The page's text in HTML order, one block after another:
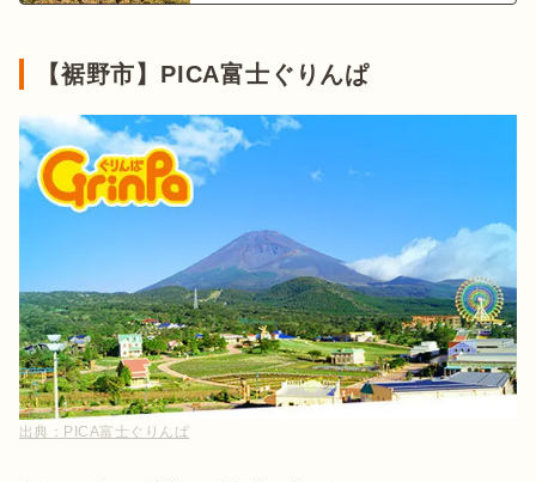
【裾野市】PICA富士ぐりんぱ
出典： PICA富士ぐりんぱ